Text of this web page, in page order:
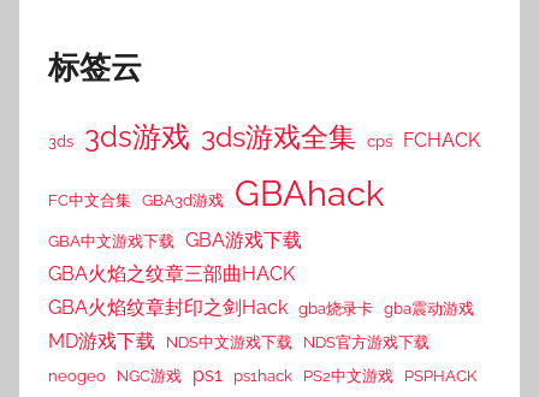
标签云
3ds 3ds游戏 3ds游戏全集 cps FCHACK
FC中文合集 GBA3d游戏 GBAhack
GBA中文游戏下载
GBA游戏下载
GBA火焰之纹章三部曲HACK
GBA火焰纹章封印之剑Hack gba烧录卡 gba震动游戏
MD游戏下载 NDS中文游戏下载
NDS官方游戏下载
neogeo
NGC游戏 ps1 ps1hack PS2中文游戏 PSPHACK